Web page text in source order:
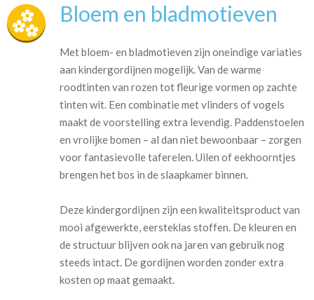
Bloem en bladmotieven
Met bloem- en bladmotieven zijn oneindige variaties
aan kindergordijnen mogelijk. Van de warme
roodtinten van rozen tot fleurige vormen op zachte
tinten wit. Een combinatie met vlinders of vogels
maakt de voorstelling extra levendig. Paddenstoelen
en vrolijke bomen – al dan niet bewoonbaar – zorgen
voor fantasievolle taferelen. Uilen of eekhoorntjes
brengen het bos in de slaapkamer binnen.
Deze kindergordijnen zijn een kwaliteitsproduct van
mooi afgewerkte, eersteklas stoffen. De kleuren en
de structuur blijven ook na jaren van gebruik nog
steeds intact. De gordijnen worden zonder extra
kosten op maat gemaakt.